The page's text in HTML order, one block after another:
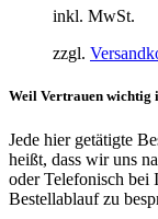
inkl. MwSt.
zzgl.
Weil Vertrauen wichtig
Jede hier getätigte
heißt, dass wir uns
oder Telefonisch bei
Bestellablauf zu